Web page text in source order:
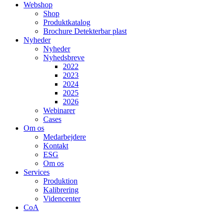
Webshop
Shop
Produktkatalog
Brochure Detekterbar plast
Nyheder
Nyheder
Nyhedsbreve
2022
2023
2024
2025
2026
Webinarer
Cases
Om os
Medarbejdere
Kontakt
ESG
Om os
Services
Produktion
Kalibrering
Videncenter
CoA